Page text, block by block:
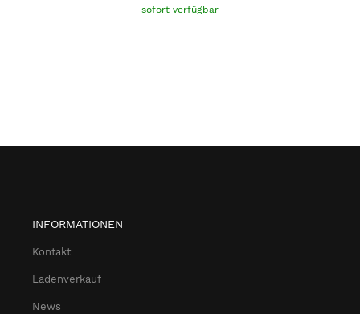
sofort verfügbar
INFORMATIONEN
Kontakt
Ladenverkauf
News